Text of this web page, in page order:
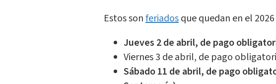
Estos sonferiadosque quedan en el 2026
Jueves 2 de abril, de pago
Viernes 3 de abril, de pago
Sábado 11 de abril, de pago